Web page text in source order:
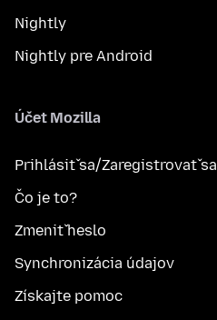
Nightly
Nightly pre Android
Účet Mozilla
Prihlásiť sa/Zaregistrovať sa
Čo je to?
Zmeniť heslo
Synchronizácia údajov
Získajte pomoc